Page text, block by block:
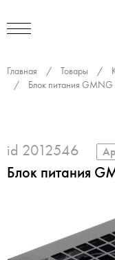
Главная / Товары /
/
Блок питания
id 2012546
Блок питания